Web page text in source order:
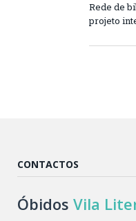
Rede de
projeto
CONTACTOS
Óbidos Vila